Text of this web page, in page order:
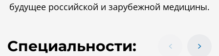
будущее российской и зарубежной медицины.
Специальности: